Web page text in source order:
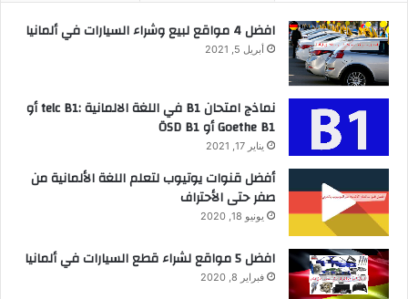
افضل 4 مواقع لبيع وشراء السيارات في ألمانيا
أبريل 5, 2021
نماذج امتحان B1 في اللغة الالمانية :telc B1 أو
Goethe B1 أو ÖSD B1
يناير 17, 2021
أفضل قنوات يوتيوب لتعلم اللغة الألمانية من
صفر حتى الأحتراف
يونيو 18, 2020
افضل 5 مواقع لشراء قطع السيارات في ألمانيا
فبراير 8, 2020